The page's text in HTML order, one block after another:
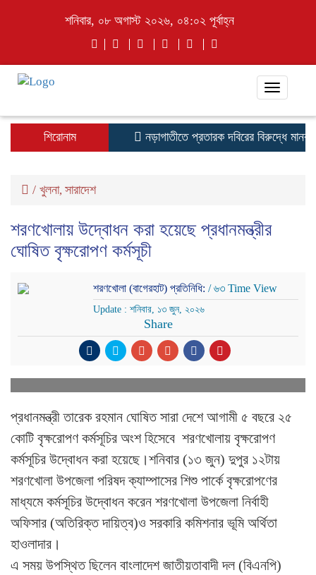
শনিবার, ০৮ অগাস্ট ২০২৬, ০৪:০২ পূর্বাহ্ন
Toggle
শিরোনাম নড়াগাতীতে প্রতারক দবিরের বিরুদ্ধে
/ খুলনা, সারাদেশ
শরণখোলায় উদ্বোধন করা হয়েছে প্রধানমন্ত্রীর
ঘোষিত বৃক্ষরোপণ কর্মসূচী
শরণখোলা (বাগেরহাট) প্রতিনিধি: / ৬৩ Time View
Update : শনিবার, ১৩ জুন, ২০২৬
Share
প্রধানমন্ত্রী তারেক রহমান ঘোষিত সারা দেশে আগামী ৫ বছরে ২৫
কোটি বৃক্ষরোপণ কর্মসূচির অংশ হিসেবে শরণখোলায় বৃক্ষরোপণ
কর্মসূচির উদ্বোধন করা হয়েছে।শনিবার (১৩ জুন) দুপুর ১২টায়
শরণখোলা উপজেলা পরিষদ ক্যাম্পাসের শিশু পার্কে বৃক্ষরোপণের
মাধ্যমে কর্মসূচির উদ্বোধন করেন শরণখোলা উপজেলা নির্বাহী
অফিসার (অতিরিক্ত দায়িত্ব)ও সরকারি কমিশনার ভূমি অর্থিতা
হাওলাদার।
এ সময় উপস্থিত ছিলেন বাংলাদেশ জাতীয়তাবাদী দল (বিএনপি)